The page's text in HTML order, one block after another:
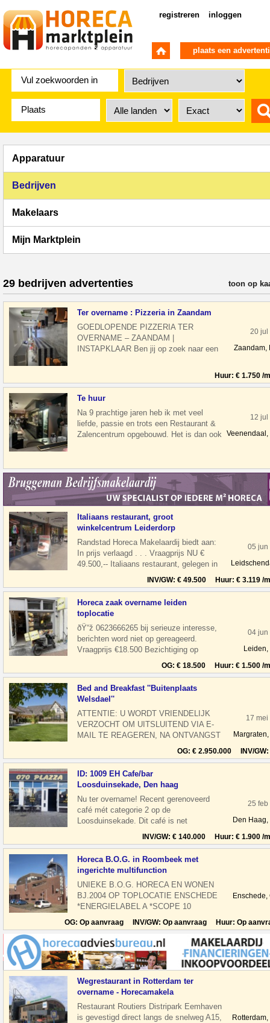
registreren inloggen
plaats een
Apparatuur
Bedrijven
Makelaars
Mijn Marktplein
29 bedrijven advertenties verfijn
toon op
Ter overname : Pizzeria in Zaandam
GOEDLOPENDE PIZZERIA TER
OVERNAME – ZAANDAM |
INSTAPKLAAR Ben jij op zoek naar een
20 jul
Zaandam,
Huur: € 1.750 /
Te huur
Na 9 prachtige jaren heb ik met veel
liefde, passie en trots een Restaurant &
Zalencentrum opgebouwd. Het is dan ook
12 jul
Veenendaal,
Italiaans restaurant, groot
winkelcentrum Leiderdorp
Randstad Horeca Makelaardij biedt aan:
In prijs verlaagd . . . Vraagprijs NU €
49.500,-- Italiaans restaurant, gelegen in
een groot winkelcentrum Wink
05 jun
INV/GW: € 49.500 Huur: € 3.119 /
Horeca zaak overname leiden
toplocatie
ðŸ“ž 0623666265 bij serieuze interesse,
berichten word niet op gereageerd.
Vraagprijs €18.500 Bezichtiging op
afspraak Overname horeca zaak in leiden
04 jun
Leiden,
OG: € 18.500 Huur: € 1.500 /
Bed and Breakfast ''Buitenplaats
Welsdael''
ATTENTIE: U WORDT VRIENDELIJK
VERZOCHT OM UITSLUITEND VIA E-
MAIL TE REAGEREN, NA ONTVANGST
VAN UW REACTIE NEMEN WIJ
CONTACT MET U OP, ALVAST DANK
17 mei
OG: € 2.950.000 INV/GW:
ID: 1009 EH Cafe/bar
Loosduinsekade, Den haag
Nu ter overname! Recent gerenoveerd
café mét categorie 2 op de
Loosduinsekade. Dit café is net
gerenoveerd Het is compleet ingericht als
bar, maar met
25 feb
Den Haag,
INV/GW: € 140.000 Huur: € 1.900 /
Horeca B.O.G. in Roombeek met
ingerichte multifunction
UNIEKE B.O.G. HORECA EN WONEN
BJ.2004 OP TOPLOCATIE ENSCHEDE
*ENERGIELABEL A *SCOPE 10
KEURING *HORECA CAT. 1 TE KOOP
VASTGOED HORECA EN
Enschede,
OG: Op aanvraag INV/GW: Op aanvraag Huur: Op
Wegrestaurant in Rotterdam ter
overname - Horecamakela
Restaurant Routiers Distripark Eemhaven
is gevestigd direct langs de snelweg A15,
Rotterdam,